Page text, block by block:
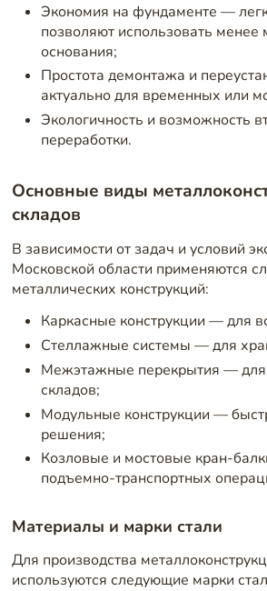
Экономия на фундаменте —
позволяют использовать менее
основания;
Простота демонтажа и
актуально для временных или
Экологичность и возможность
переработки.
Основные виды
складов
В зависимости от задач и условий
Московской области применяются
металлических конструкций:
Каркасные конструкции — для
Стеллажные системы — для
Межэтажные перекрытия — для
складов;
Модульные конструкции —
решения;
Козловые и мостовые кран-
подъемно-транспортных
Материалы и марки стали
Для производства
используются следующие марки